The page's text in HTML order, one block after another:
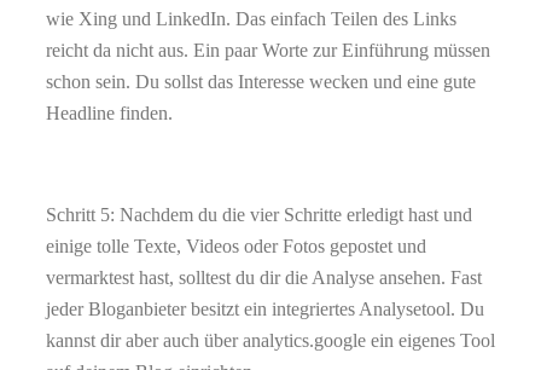
wie Xing und LinkedIn. Das einfach Teilen des Links
reicht da nicht aus. Ein paar Worte zur Einführung müssen
schon sein. Du sollst das Interesse wecken und eine gute
Headline finden.
Schritt 5: Nachdem du die vier Schritte erledigt hast und
einige tolle Texte, Videos oder Fotos gepostet und
vermarktest hast, solltest du dir die Analyse ansehen. Fast
jeder Bloganbieter besitzt ein integriertes Analysetool. Du
kannst dir aber auch über analytics.google ein eigenes Tool